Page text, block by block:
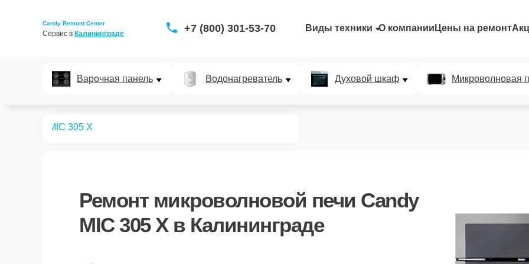
Candy Remont Center
Сервис в Калининграде +7 (800) 301-53-70 Виды техники О компании Цены на ремонт
Варочная панель Водонагреватель Духовой шкаф Микроволновая
MIC 305 X
Ремонт микроволновой печи Candy
MIC 305 Xв Калининграде